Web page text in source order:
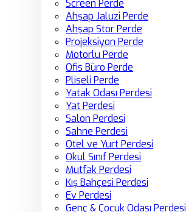
Screen Perde
Ahşap Jaluzi Perde
Ahşap Stor Perde
Projeksiyon Perde
Motorlu Perde
Ofis Büro Perde
Pliseli Perde
Yatak Odası Perdesi
Yat Perdesi
Salon Perdesi
Sahne Perdesi
Otel ve Yurt Perdesi
Okul Sınıf Perdesi
Mutfak Perdesi
Kış Bahçesi Perdesi
Ev Perdesi
Genç & Çocuk Odası Perdesi